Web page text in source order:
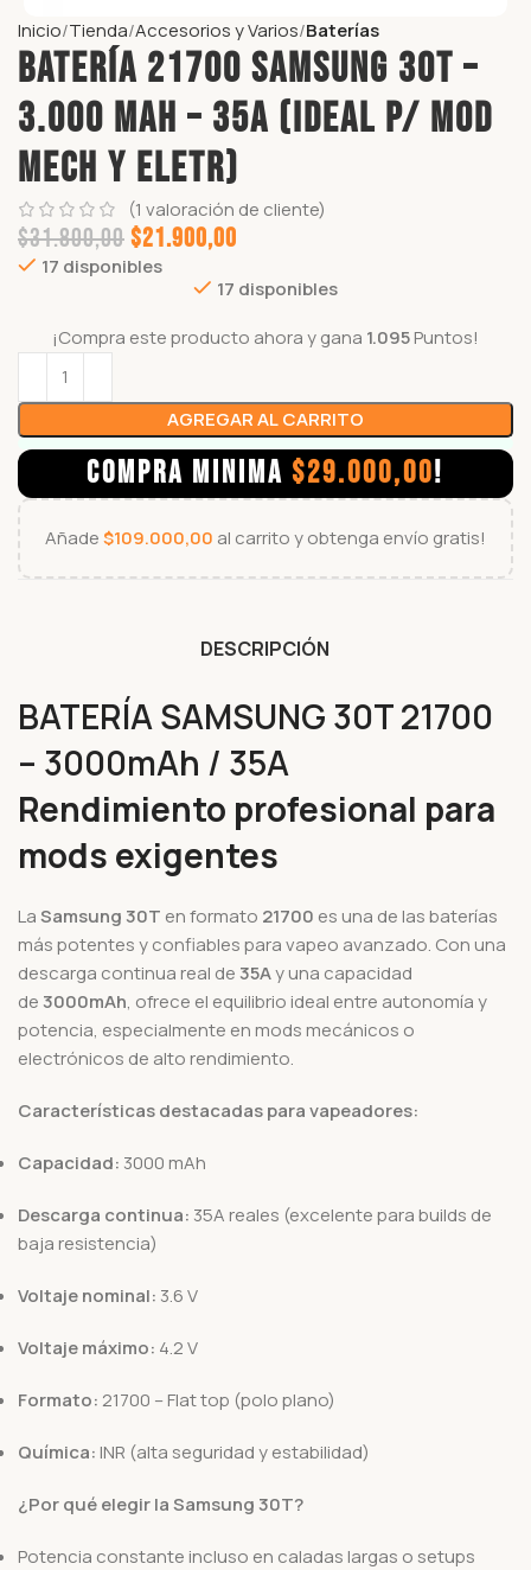
Inicio Tienda Accesorios y Varios Baterías
Batería 21700 Samsung 30T –
3.000 mAh – 35A (ideal p/ mod
mech y eletr)
(1 valoración de cliente)
$31.800,00$21.900,00
17 disponibles
17 disponibles
¡Compra este producto ahora y gana 1.095Puntos!
AGREGAR AL CARRITO
COMPRA MINIMA $29.000,00!
Añade$109.000,00 al carrito y obtenga envío gratis!
DESCRIPCIÓN
BATERÍA SAMSUNG 30T 21700
– 3000mAh / 35A
Rendimiento profesional para
mods exigentes
LaSamsung 30T en formato 21700 es una de las baterías
más potentes y confiables para vapeo avanzado. Con una
descarga continua real de35Ay una capacidad
de3000mAh, ofrece el equilibrio ideal entre autonomía y
potencia, especialmente en mods mecánicos o
electrónicos de alto rendimiento.
Características destacadas para vapeadores:
Capacidad: 3000 mAh
Descarga continua: 35A reales (excelente para builds de
baja resistencia)
Voltaje nominal: 3.6 V
Voltaje máximo: 4.2 V
Formato: 21700 – Flat top (polo plano)
Química: INR (alta seguridad y estabilidad)
¿Por qué elegir la Samsung 30T?
Potencia constante incluso en caladas largas o setups